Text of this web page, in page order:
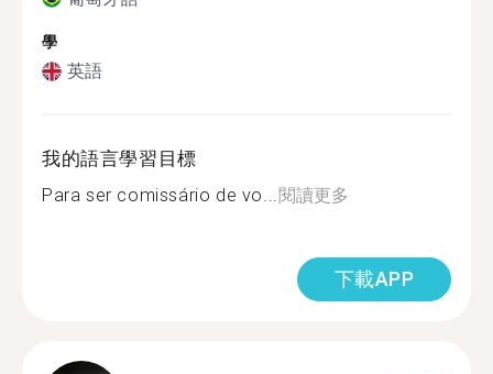
學
英語
我的語言學習目標
Para ser comissário de vo...閱讀更多
下載APP